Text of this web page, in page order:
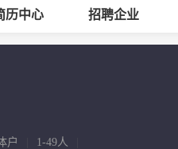
历中心 招聘企业
户 1-49人